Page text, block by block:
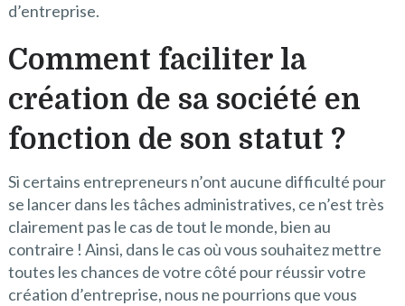
d’entreprise.
Comment faciliter la
création de sa société en
fonction de son statut ?
Si certains entrepreneurs n’ont aucune difficulté pour
se lancer dans les tâches administratives, ce n’est très
clairement pas le cas de tout le monde, bien au
contraire ! Ainsi, dans le cas où vous souhaitez mettre
toutes les chances de votre côté pour réussir votre
création d’entreprise, nous ne pourrions que vous